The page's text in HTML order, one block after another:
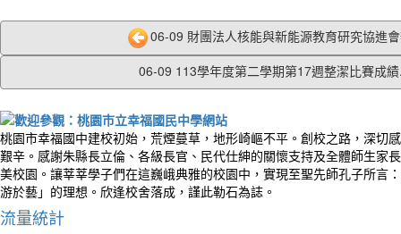
06-09 財團法人核能與新能源教育研究協進
06-09 113學年度第二學期第17週整潔比賽成
桃園市幸福國中建校初始，荒煙蔓草，地形崎嶇不平。創校之路，深切
艱辛。感謝朱縣長立倫、各級長官、民代仕紳的關懷支持及全體師生家
美校園。讓莘莘學子們在這巍峨典雅的校園中，實現至聖先師孔子所言
游於藝」的理想。欣逢校舍落成，謹此勒石為誌。
流量統計